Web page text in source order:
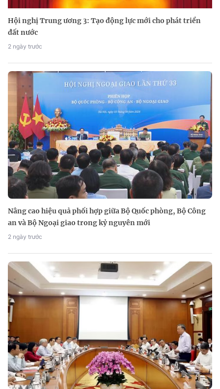
Hội nghị Trung ương 3: Tạo động lực mới cho phát triển
đất nước
2 ngày trước
Nâng cao hiệu quả phối hợp giữa Bộ Quốc phòng, Bộ Công
an và Bộ Ngoại giao trong kỷ nguyên mới
2 ngày trước